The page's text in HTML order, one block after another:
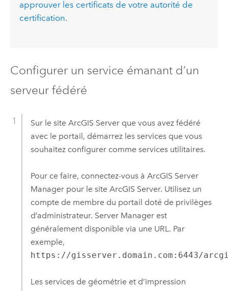
approuver les certificats de votre autorité de
certification.
Configurer un service émanant d’un
serveur fédéré
Sur le site ArcGIS Serverque vous avez fédéré
avec le portail, démarrez les services que vous
souhaitez configurer comme services utilitaires.
Pour ce faire, connectez-vous à ArcGIS Server
Managerpour le site ArcGIS Server. Utilisez un
compte de membre du portail doté de privilèges
d’administrateur. Server Managerest
généralement disponible via une URL. Par
exemple,
https://gisserver.domain.com:6443/
Les services de géométrie et d’impression